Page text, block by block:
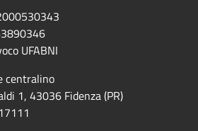
UFABNI
centralino
1, 43036 Fidenza (PR)